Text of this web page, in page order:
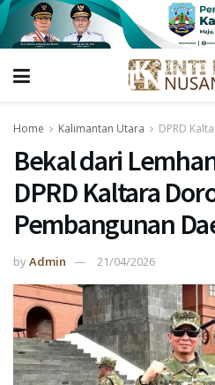
Home Kalimantan Utara DPRD
Bekal dari
DPRD Kaltara
Pembangunan
byAdmin 21/04/2026